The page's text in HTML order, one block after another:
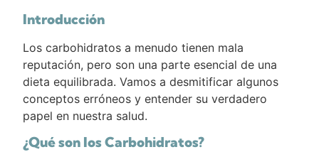
Introducción
Los carbohidratos a menudo tienen mala
reputación, pero son una parte esencial de una
dieta equilibrada. Vamos a desmitificar algunos
conceptos erróneos y entender su verdadero
papel en nuestra salud.
¿Qué son los Carbohidratos?